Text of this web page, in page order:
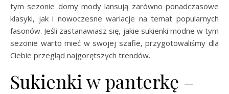
tym sezonie domy mody lansują zarówno ponadczasowe
klasyki, jak i nowoczesne wariacje na temat popularnych
fasonów. Jeśli zastanawiasz się, jakie sukienki modne w tym
sezonie warto mieć w swojej szafie, przygotowaliśmy dla
Ciebie przegląd najgorętszych trendów.
Sukienki w panterkę –